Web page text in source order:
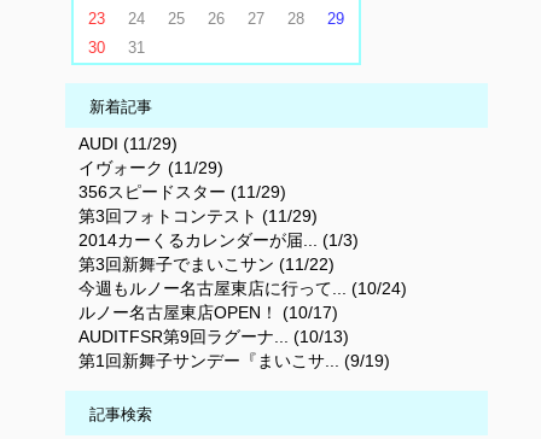
23
24 25 26 27 28
29
30
31
新着記事
AUDI (11/29)
イヴォーク (11/29)
356スピードスター (11/29)
第3回フォトコンテスト (11/29)
2014カーくるカレンダーが届... (1/3)
第3回新舞子でまいこサン (11/22)
今週もルノー名古屋東店に行って... (10/24)
ルノー名古屋東店OPEN！ (10/17)
AUDITFSR第9回ラグーナ... (10/13)
第1回新舞子サンデー『まいこサ... (9/19)
記事検索